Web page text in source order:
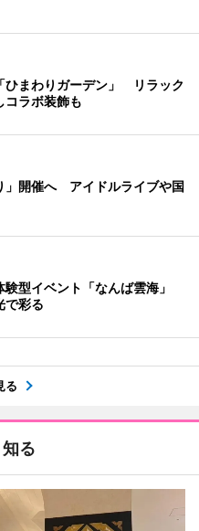
ひまわりガーデン」 リラック
コラボ装飾も
」開催へ アイドルライブや国
験型イベント「なんば雲海」
で彩る
る
る